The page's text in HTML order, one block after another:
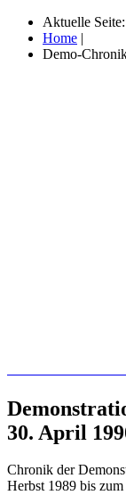
Aktuelle Seite:
Home |
Demo-
30. April
Chronik der
Herbst 1989 bis